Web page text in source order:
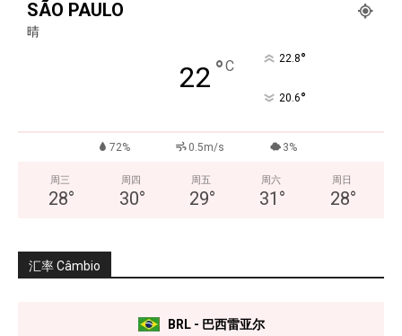
SÃO PAULO
晴
22 °C 22.8°
20.6°
72% 0.5m/s 3%
周三
28°
周四
30°
周五
29°
周六
31 °
周日
28°
汇率 Câmbio
BRL - 巴西雷亚尔